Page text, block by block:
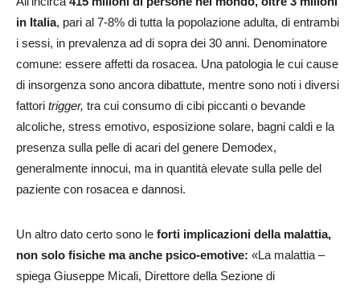
in Italia, pari al 7-8% di tutta la popolazione adulta, di entrambi
i sessi, in prevalenza ad di sopra dei 30 anni. Denominatore
comune: essere affetti da rosacea. Una patologia le cui cause
di insorgenza sono ancora dibattute, mentre sono noti i diversi
fattori trigger, tra cui consumo di cibi piccanti o bevande
alcoliche, stress emotivo, esposizione solare, bagni caldi e la
presenza sulla pelle di acari del genere Demodex,
generalmente innocui, ma in quantità elevate sulla pelle del
paziente con rosacea e dannosi.
Un altro dato certo sono le forti implicazioni della malattia,
non solo fisiche ma anche psico-emotive: «La malattia –
spiega Giuseppe Micali, Direttore della Sezione di